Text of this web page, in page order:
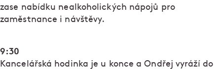
zase nabídku nealkoholických nápojů pro
zaměstnance i návštěvy.
9:30
Kancelářská hodinka je u konce a Ondřej vyráží do